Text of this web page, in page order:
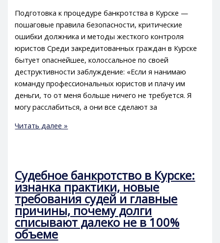
Подготовка к процедуре банкротства в Курске —
пошаговые правила безопасности, критические
ошибки должника и методы жесткого контроля
юристов Среди закредитованных граждан в Курске
бытует опаснейшее, колоссальное по своей
деструктивности заблуждение: «Если я нанимаю
команду профессиональных юристов и плачу им
деньги, то от меня больше ничего не требуется. Я
могу расслабиться, а они все сделают за
Читать далее »
Судебное банкротство в Курске:
изнанка практики, новые
требования судей и главные
причины, почему долги
списывают далеко не в 100%
объеме